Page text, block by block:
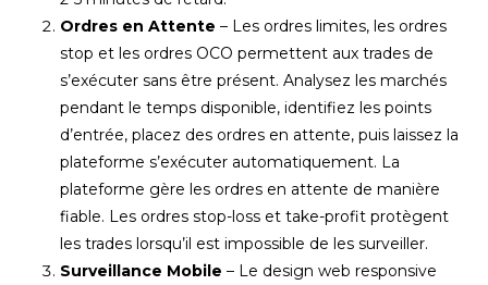
Ordres en Attente – Les ordres limites, les ordres
stop et les ordres OCO permettent aux trades de
s’exécuter sans être présent. Analysez les marchés
pendant le temps disponible, identifiez les points
d’entrée, placez des ordres en attente, puis laissez la
plateforme s’exécuter automatiquement. La
plateforme gère les ordres en attente de manière
fiable. Les ordres stop-loss et take-profit protègent
les trades lorsqu’il est impossible de les surveiller.
Surveillance Mobile – Le design web responsive